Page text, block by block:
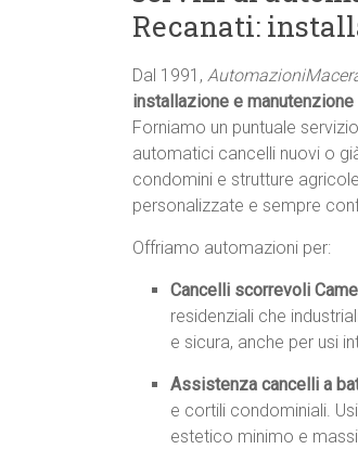
Recanati:
Dal 1991,
installazione e
Forniamo un puntuale
automatici cancelli nuovi o
condomini e strutture
personalizzate e sempre
Offriamo automazioni per:
Cancelli scorrevoli
residenziali che
e sicura, anche per usi
Assistenza cancelli a
e cortili condominiali.
estetico minimo e